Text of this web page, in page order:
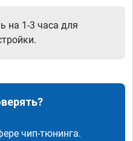
на 1-3 часа для
чип-тюнинга.